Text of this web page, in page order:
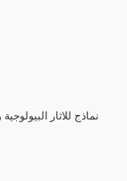
3- نماذج للاثار